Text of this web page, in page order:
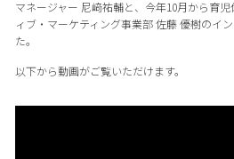
マネージャー 尼﨑祐輔と、今年10月から育
ィブ・マーケティング事業部 佐藤 優樹のイ
た。
以下から動画がご覧いただけます。